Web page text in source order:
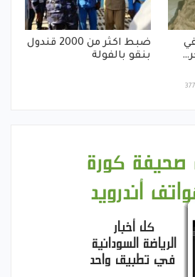
ضبط اكثر من 2000 قندول
بنقو بالفولة